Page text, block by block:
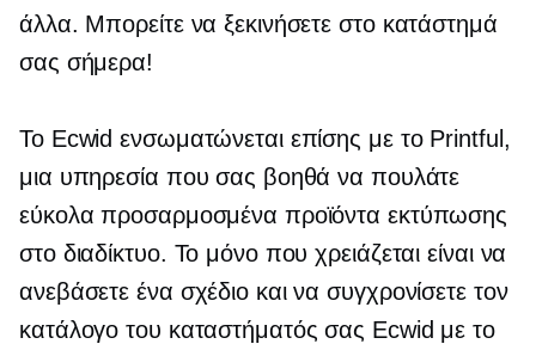
άλλα. Μπορείτε να ξεκινήσετε στο κατάστημά
σας σήμερα!
Το Ecwid ενσωματώνεται επίσης με το Printful,
μια υπηρεσία που σας βοηθά να πουλάτε
εύκολα προσαρμοσμένα προϊόντα εκτύπωσης
στο διαδίκτυο. Το μόνο που χρειάζεται είναι να
ανεβάσετε ένα σχέδιο και να συγχρονίσετε τον
κατάλογο του καταστήματός σας Ecwid με το